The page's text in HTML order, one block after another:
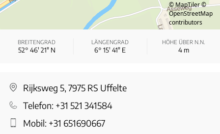
© MapTiler©
OpenStreetMap
contributors
BREITENGRAD
52° 46′ 21″ N
LÄNGENGRAD
6° 15′ 41″ E
HÖHE ÜBER N.N.
4m
Rijksweg 5, 7975 RS Uffelte
Telefon: +31 521 341584
Mobil: +31 651690667